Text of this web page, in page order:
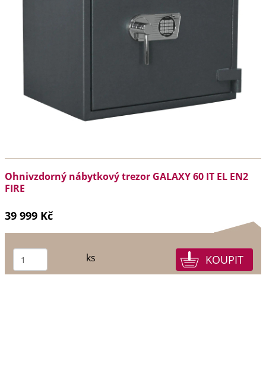
Ohnivzdorný nábytkový trezor GALAXY 60 IT EL EN2
FIRE
39 999 Kč
ks